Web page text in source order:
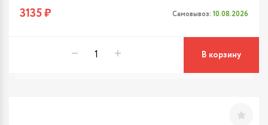
3135 ₽ Самовывоз: 10.08.2026
В корзину